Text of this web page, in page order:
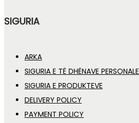
SIGURIA
ARKA
SIGURIA E TË DHËNAVE PERSONALE
SIGURIA E PRODUKTEVE
DELIVERY POLICY
PAYMENT POLICY